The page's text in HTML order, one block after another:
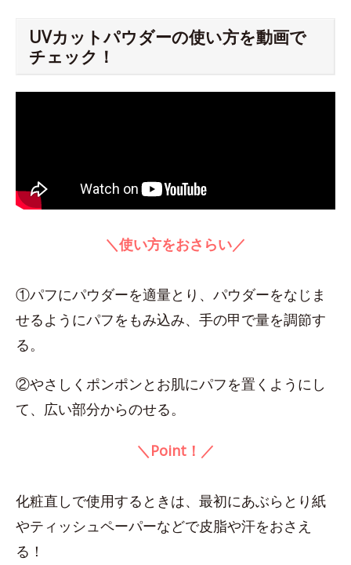
UVカットパウダーの使い方を動画で
チェック！
＼使い方をおさらい／
①パフにパウダーを適量とり、パウダーをなじま
せるようにパフをもみ込み、手の甲で量を調節す
る。
②やさしくポンポンとお肌にパフを置くようにし
て、広い部分からのせる。
＼Point！／
化粧直しで使用するときは、最初にあぶらとり紙
やティッシュペーパーなどで皮脂や汗をおさえ
る！